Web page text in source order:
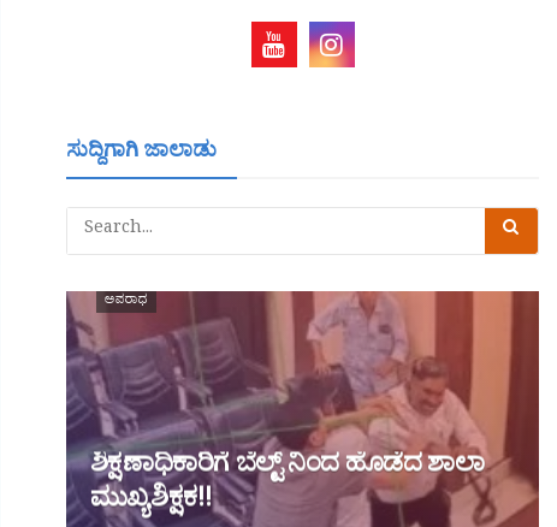
ಸುದ್ದಿಗಾಗಿ ಜಾಲಾಡು
ಅಪರಾಧ
ಶಿಕ್ಷಣಾಧಿಕಾರಿಗೆ ಬೆಲ್ಟ್ ನಿಂದ ಹೊಡೆದ ಶಾಲಾ
ಮುಖ್ಯಶಿಕ್ಷಕ!!